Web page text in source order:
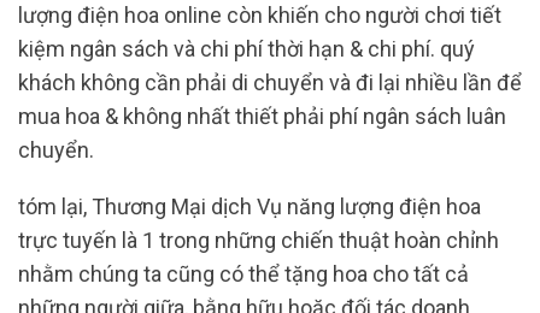
lượng điện hoa online còn khiến cho người chơi tiết
kiệm ngân sách và chi phí thời hạn & chi phí. quý
khách không cần phải di chuyển và đi lại nhiều lần để
mua hoa & không nhất thiết phải phí ngân sách luân
chuyển.
tóm lại, Thương Mại dịch Vụ năng lượng điện hoa
trực tuyến là 1 trong những chiến thuật hoàn chỉnh
nhằm chúng ta cũng có thể tặng hoa cho tất cả
những người giữa, bằng hữu hoặc đối tác doanh